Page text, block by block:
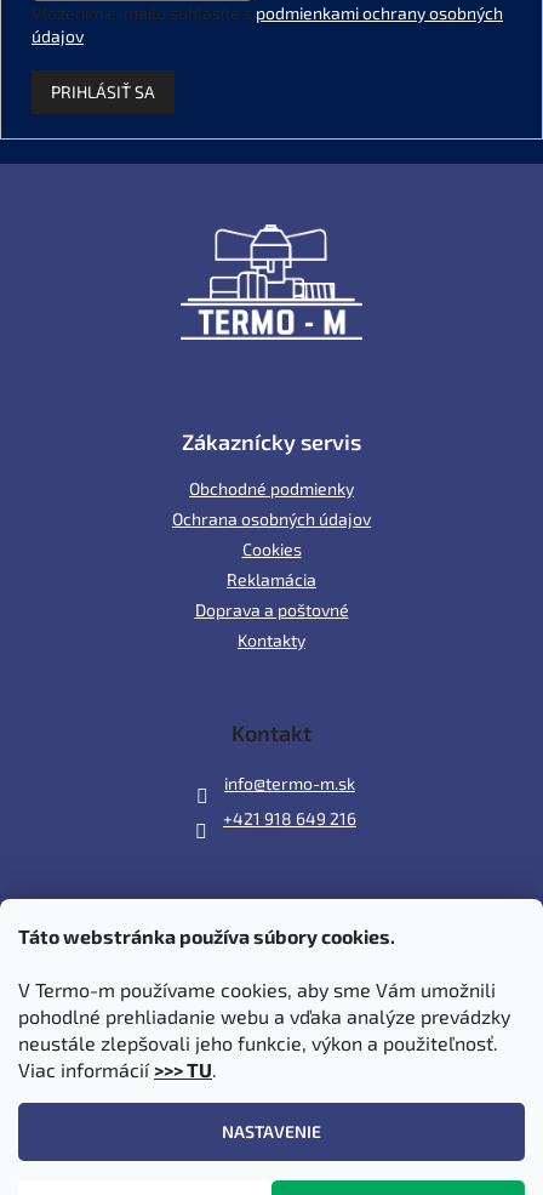
Táto webstránka používa súbory cookies.
V Termo-m používame cookies, aby sme Vám umožnili
pohodlné prehliadanie webu a vďaka analýze prevádzky
neustále zlepšovali jeho funkcie, výkon a použiteľnosť.
Viac informácií >>> TU.
NASTAVENIE
Vložením e-mailu súhlasíte s podmienkami ochrany osobných
údajov.
PRIHLÁSIŤ SA
Zákaznícky servis
Obchodné podmienky
Ochrana osobných údajov
Cookies
Reklamácia
Doprava a poštovné
Kontakty
Kontakt
info@termo-m.sk
+421 918 649 216
Prijímame online platby
. Všetky práva vyhradené.